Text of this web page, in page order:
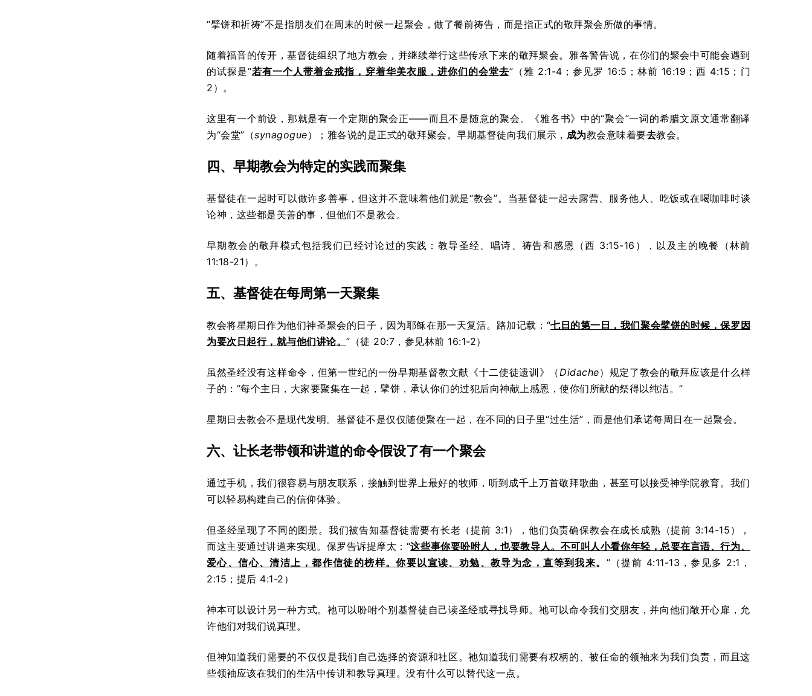
“擘饼和祈祷”不是指朋友们在周末的时候一起聚会，做了餐前祷告，而是指正式的敬拜聚会所做的事情。
随着福音的传开，基督徒组织了地方教会，并继续举行这些传承下来的敬拜聚会。雅各警告说，在你们的聚会中可能会遇到
的试探是“若有一个人带着金戒指，穿着华美衣服， 进你们的会堂去”（雅 2:1-4；参见罗 16:5；林前 16:19；西 4:15；门
2）。
这里有一个前设，那就是有一个定期的聚会正——而且不是随意的聚会。《雅各书》中的“聚会”一词的希腊文原文通常翻译
为“会堂”（synagogue）；雅各说的是正式的敬拜聚会。早期基督徒向我们展示， 成为教会意味着要去教会。
四、早期教会为特定的实践而聚集
基督徒在一起时可以做许多善事，但这并不意味着他们就是“教会”。当基督徒一起去露营、服务他人、吃饭或在喝咖啡时谈
论神，这些都是美善的事，但他们不是教会。
早期教会的敬拜模式包括我们已经讨论过的实践：教导圣经、唱诗、祷告和感恩（西 3:15-16），以及主的晚餐（林前
11:18-21）。
五、基督徒在每周第一天聚集
教会将星期日作为他们神圣聚会的日子，因为耶稣在那一天复活。路加记载：“七日的第一日，我们聚会擘饼的时候，保罗因
为要次日起行，就与他们讲论。 ”（徒 20:7，参见林前 16:1-2）
虽然圣经没有这样命令，但第一世纪的一份早期基督教文献《十二使徒遗训》（Didache）规定了教会的敬拜应该是什么样
子的：“每个主日，大家要聚集在一起，擘饼，承认你们的过犯后向神献上感恩，使你们所献的祭得以纯洁。”
星期日去教会不是现代发明。基督徒不是仅仅随便聚在一起，在不同的日子里“过生活”，而是他们承诺每周日在一起聚会。
六、让长老带领和讲道的命令假设了有一个聚会
通过手机，我们很容易与朋友联系，接触到世界上最好的牧师，听到成千上万首敬拜歌曲，甚至可以接受神学院教育。我们
可以轻易构建自己的信仰体验。
但圣经呈现了不同的图景。我们被告知基督徒需要有长老（提前 3:1），他们负责确保教会在成长成熟（提前 3:14-15），
而这主要通过讲道来实现。保罗告诉提摩太：“这些事你要吩咐人，也要教导人。不可叫人小看你年轻，总要在言语、行为、
爱心、信心、清洁上，都作信徒的榜样。你要以宣读、劝勉、教导为念，直等到我来。 ”（提前 4:11-13，参见多 2:1，
2:15；提后 4:1-2）
神本可以设计另一种方式。祂可以吩咐个别基督徒自己读圣经或寻找导师。祂可以命令我们交朋友，并向他们敞开心扉，允
许他们对我们说真理。
但神知道我们需要的不仅仅是我们自己选择的资源和社区。祂知道我们需要有权柄的、被任命的领袖来为我们负责，而且这
些领袖应该在我们的生活中传讲和教导真理。没有什么可以替代这一点。